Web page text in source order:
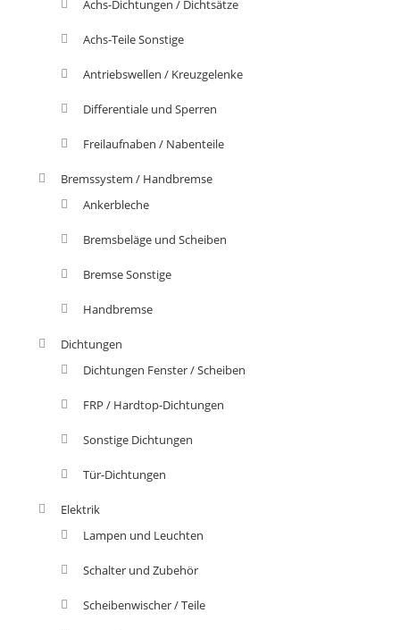
Achs-Dichtungen / Dichtsätze
Achs-Teile Sonstige
Antriebswellen / Kreuzgelenke
Differentiale und Sperren
Freilaufnaben / Nabenteile
Bremssystem / Handbremse
Ankerbleche
Bremsbeläge und Scheiben
Bremse Sonstige
Handbremse
Dichtungen
Dichtungen Fenster / Scheiben
FRP / Hardtop-Dichtungen
Sonstige Dichtungen
Tür-Dichtungen
Elektrik
Lampen und Leuchten
Schalter und Zubehör
Scheibenwischer / Teile